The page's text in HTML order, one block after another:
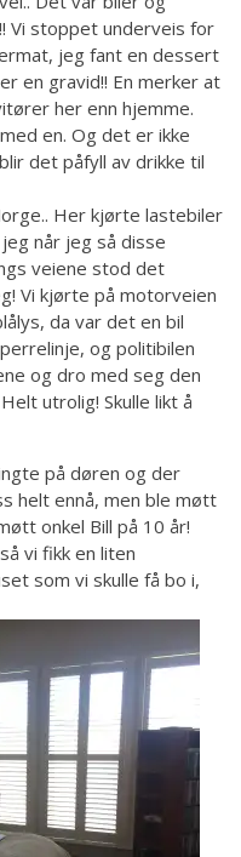
Vi stoppet underveis for
jeg fant en dessert
en gravid!! En merker at
her enn hjemme.
en. Og det er ikke
det påfyll av drikke til
Her kjørte lastebiler
når jeg så disse
veiene stod det
Vi kjørte på motorveien
da var det en bil
og politibilen
og dro med seg den
utrolig! Skulle likt å
på døren og der
helt ennå, men ble møtt
onkel Bill på 10 år!
vi fikk en liten
som vi skulle få bo i,